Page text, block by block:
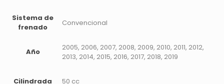
Sistema de
frenado
Convencional
Año
2005, 2006, 2007, 2008, 2009, 2010, 2011, 2012,
2013, 2014, 2015, 2016, 2017, 2018, 2019
Cilindrada 50 cc